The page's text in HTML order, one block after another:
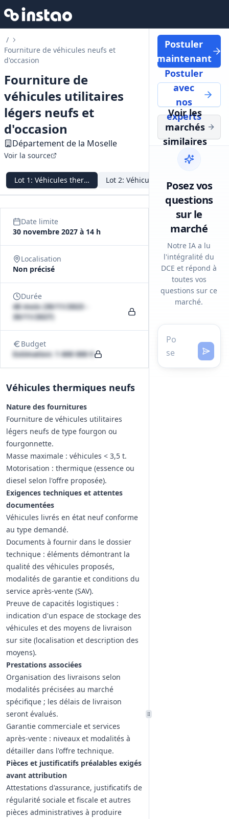
/
Fourniture de véhicules neufs et
d'occasion
Fourniture de
véhicules utilitaires
légers neufs et
d'occasion
Département de la Moselle
Voir la source
Lot 1 : Véhicules thermiques neufs
Lot2: Véhicules thermiques
Date limite
30 novembre 2027 à 14 h
Localisation
Non précisé
Durée
48 mois (30/11/2023 -
30/11/2027)
Budget
Estimation: 1 600 000 €
Véhicules thermiques neufs
Nature des fournitures
Fourniture de véhicules utilitaires
légers neufs de type fourgon ou
fourgonnette.
Masse maximale : véhicules < 3,5 t.
Motorisation : thermique (essence ou
diesel selon l'offre proposée).
Exigences techniques et attentes
documentées
Véhicules livrés en état neuf conforme
au type demandé.
Documents à fournir dans le dossier
technique : éléments démontrant la
qualité des véhicules proposés,
modalités de garantie et conditions du
service après‑vente (SAV).
Preuve de capacités logistiques :
indication d'un espace de stockage des
véhicules et des moyens de livraison
sur site (localisation et description des
moyens).
Prestations associées
Organisation des livraisons selon
modalités précisées au marché
spécifique ; les délais de livraison
seront évalués.
Garantie commerciale et services
après‑vente : niveaux et modalités à
détailler dans l'offre technique.
Pièces et justificatifs préalables exigés
avant attribution
Attestations d'assurance, justificatifs de
régularité sociale et fiscale et autres
pièces administratives à produire
Postuler
maintenant
Postuler
avec
nos
experts
Voir les
marchés
similaires
Posez vos
questions
sur le
marché
Notre IA a lu
l'intégralité du
DCE et répond à
toutes vos
questions sur ce
marché.